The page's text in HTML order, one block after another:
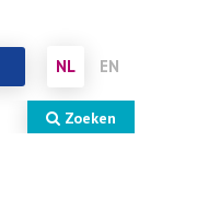
NL EN
Zoeken